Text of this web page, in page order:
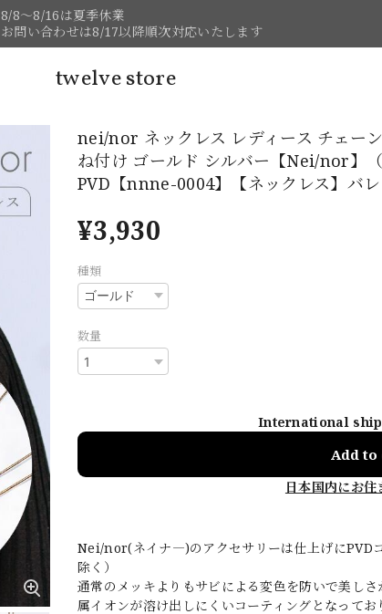
8/8～8/16は夏季休業
お問い合わせは8/17以降順次対応いたします
twelve store
nei/nor ネックレス レディース チェー
ね付け ゴールド シルバー【Nei/nor】
PVD【nnne-0004】【ネックレス】バ
¥3,930
種類
数量
International
Add to
日本国内にお住
Nei/nor(ネイナ―)のアクセサリーは仕上げにPVD
除く）
通常のメッキよりもサビによる変色を防いで美し
属イオンが溶け出しにくいコーティングとなってお